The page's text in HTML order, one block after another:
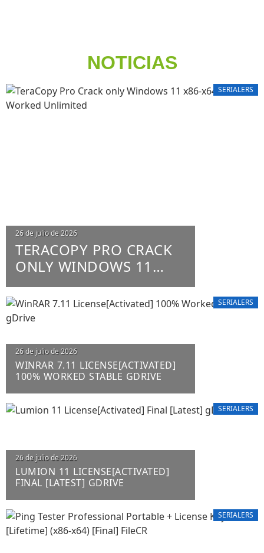
NOTICIAS
SERIALERS
26 de julio de 2026
TERACOPY PRO CRACK
ONLY WINDOWS 11
X86-X64 100% WORKED
UNLIMITED
SERIALERS
26 de julio de 2026
WINRAR 7.11 LICENSE[ACTIVATED]
100% WORKED STABLE GDRIVE
SERIALERS
26 de julio de 2026
LUMION 11 LICENSE[ACTIVATED]
FINAL [LATEST] GDRIVE
SERIALERS